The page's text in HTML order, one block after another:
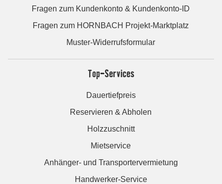
Fragen zum Kundenkonto & Kundenkonto-ID
Fragen zum HORNBACH Projekt-Marktplatz
Muster-Widerrufsformular
Top-Services
Dauertiefpreis
Reservieren & Abholen
Holzzuschnitt
Mietservice
Anhänger- und Transportervermietung
Handwerker-Service